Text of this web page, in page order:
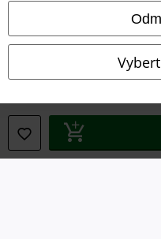
Informace o přístupnosti
Odstoupení od smlouvy